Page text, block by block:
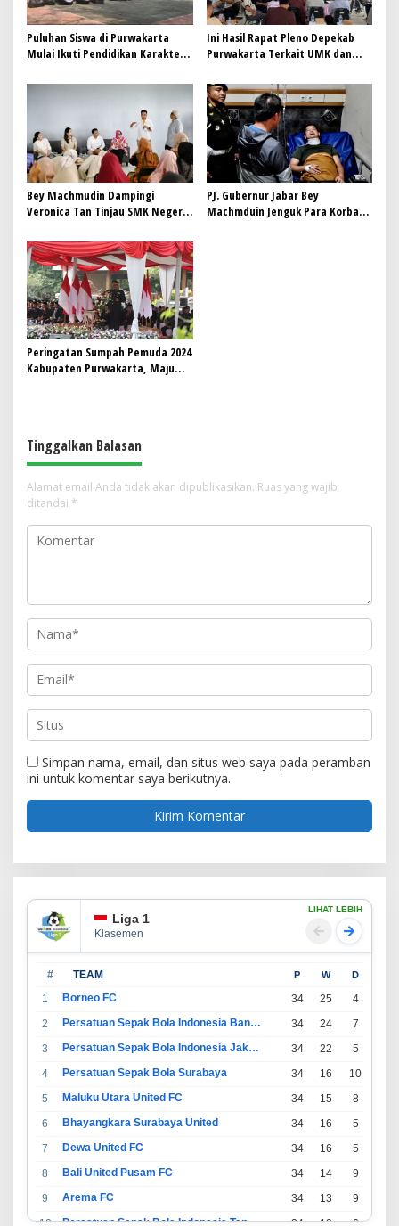
Puluhan Siswa di Purwakarta
Mulai Ikuti Pendidikan Karakter
Ini Hasil Rapat Pleno Depekab
Purwakarta Terkait UMK dan
Bey Machmudin Dampingi
Veronica Tan Tinjau SMK Negeri
PJ. Gubernur Jabar Bey
Machmduin Jenguk Para Korban
Peringatan Sumpah Pemuda 2024
Kabupaten Purwakarta, Maju
Tinggalkan Balasan
Alamat email Anda tidak akan dipublikasikan. Ruas yang wajib
ditandai *
Simpan nama, email, dan situs web saya pada peramban
ini untuk komentar saya berikutnya.
Liga 1
Klasemen
LIHAT LEBIH
# TEAM P W D
1 Borneo FC 34 25 4
2
Persatuan Sepak Bola Indonesia Bandung 34 24 7
3
Persatuan Sepak Bola Indonesia Jakarta 34 22 5
4
Persatuan Sepak Bola Surabaya 34 16 10
5
Maluku Utara United FC 34 15 8
6
Bhayangkara Surabaya United 34 16 5
7
Dewa United FC 34 16 5
8
Bali United Pusam FC 34 14 9
9
Arema FC 34 13 9
Persatuan Sepak Bola Indonesia Tangerang